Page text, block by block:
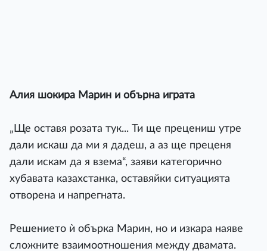
Алия шокира Марин и обърна играта
„Ще оставя розата тук... Ти ще прецениш утре
дали искаш да ми я дадеш, а аз ще преценя
дали искам да я взема“, заяви категорично
хубавата казахстанка, оставяйки ситуацията
отворена и напрегната.
Решението ѝ обърка Марин, но и изкара наяве
сложните взаимоотношения между двамата.